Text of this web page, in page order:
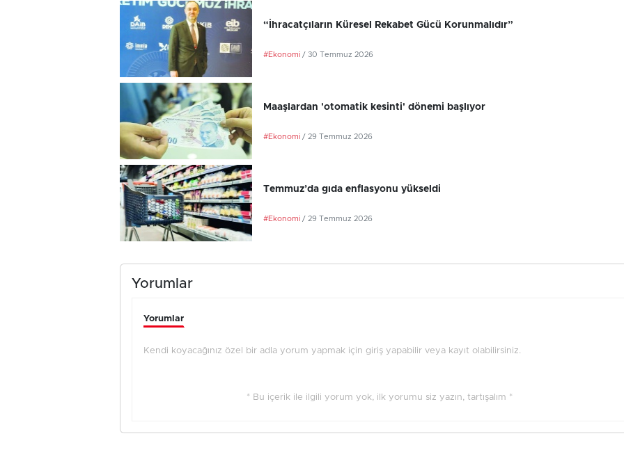
“İhracatçıların Küresel Rekabet Gücü Korunmalıdır”
#Ekonomi / 30 Temmuz 2026
Maaşlardan 'otomatik kesinti' dönemi başlıyor
#Ekonomi / 29 Temmuz 2026
Temmuz’da gıda enflasyonu yükseldi
#Ekonomi / 29 Temmuz 2026
Yorumlar
Yorumlar
Kendi koyacağınız özel bir adla yorum yapmak için giriş yapabilir veya kayıt olabilirsiniz.
* Bu içerik ile ilgili yorum yok, ilk yorumu siz yazın, tartışalım *